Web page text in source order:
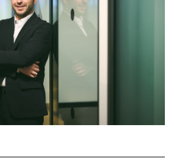
プライバシーポリシー
利用規約
運営会社